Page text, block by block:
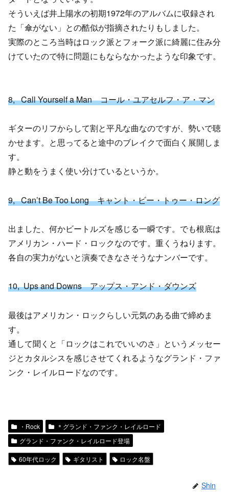
そういえば井上陽水の初期1972年のアルバムに収録され
た「傘がない」との酷似が指摘されたりもしました。
実際のところ当時はロック派とフォーク派に綺麗に住み分
けていたので特に問題にもならなかったような印象です。
8, Call Yourself a Man コール・ユアセルフ・ア・マン
ギターのリフからして割と平凡な曲なのですが、勢いで聴
かせます。と思ってると途中のブレイクで面白く展開しま
す。
静と動をうまく使い分けているというか。
9, Can’t Be Too Long キャント・ビー・トゥー・ロング
出ました、何かビートルズを感じる一瞬です。でも根底は
アメリカン・ハード・ロックなのです。重くうねります。
各自の実力がないと演奏できなさそうなナンバーです。
10, Ups and Downs アップス・アンド・ダウンズ
最後はアメリカン・ロックらしい元気のある曲で締めま
す。
通して聞くと「ロックはこれでいいのさ」というメッセー
ジとカタルシスを感じさせてくれるようなグランド・ファ
ンク・レイルロードなのです。
・Rock
＊グランド・ファンク・レイルロード
グランド・ファンク・レイルロード登場
60年代ロック ギタリスト ロック名盤
Shin